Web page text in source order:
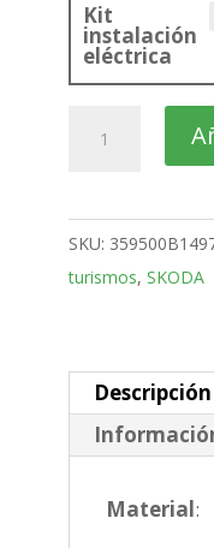
Kit
instalación
eléctrica
Fabia
Bola
fija
de
cantidad
SKU:
turismos, SKODA
Descripción
Material: